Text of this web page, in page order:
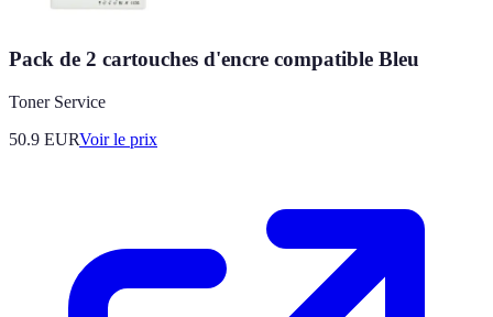
Pack de 2 cartouches d'encre compatible Bleu
Toner Service
50.9 EURVoir le prix